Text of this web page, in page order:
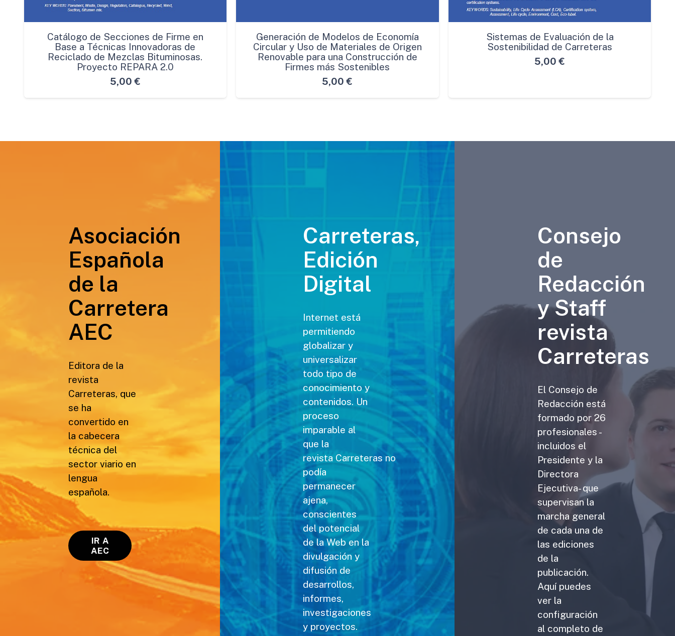
Catálogo de Secciones de Firme en
Base a Técnicas Innovadoras de
Reciclado de Mezclas Bituminosas.
Proyecto REPARA 2.0
5,00 €
Generación de Modelos de Economía
Circular y Uso de Materiales de Origen
Renovable para una Construcción de
Firmes más Sostenibles
5,00€
Sistemas de Evaluación de la
Sostenibilidad de Carreteras
5,00€
Asociación
Española
de la
Carretera
AEC
Editora de la
revista
Carreteras, que
se ha
convertido en
la cabecera
técnica del
sector viario en
lengua
española.
IR A
AEC
Carreteras,
Edición
Digital
Internet está
permitiendo
globalizar y
universalizar
todo tipo de
conocimiento y
contenidos. Un
proceso
imparable al
que la
revista Carreteras no
podía
permanecer
ajena,
conscientes
del potencial
de la Web en la
divulgación y
difusión de
desarrollos,
informes,
investigaciones
y proyectos.
Consejo
de
Redacción
y Staff
revista
Carreteras
El Consejo de
Redacción está
formado por 26
profesionales -
incluidos el
Presidente y la
Directora
Ejecutiva- que
supervisan la
marcha general
de cada una de
las ediciones
de la
publicación.
Aquí puedes
ver la
configuración
al completo de